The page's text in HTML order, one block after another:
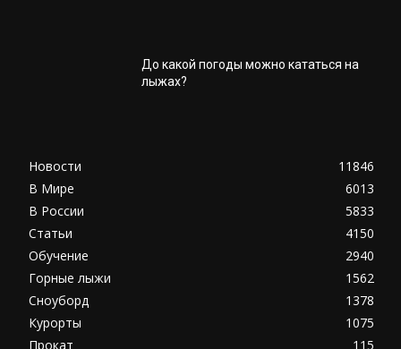
До какой погоды можно кататься на
лыжах?
Новости
11846
В Мире
6013
В России
5833
Статьи
4150
Обучение
2940
Горные лыжи
1562
Сноуборд
1378
Курорты
1075
Прокат
115